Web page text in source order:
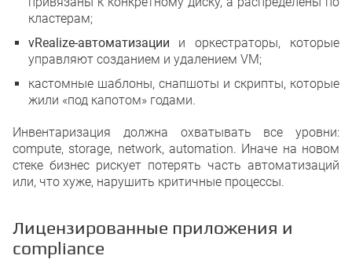
кластерам;
vRealize-автоматизации и оркестраторы, которые
управляют созданием и удалением VM;
кастомные шаблоны, снапшоты и скрипты, которые
жили «под капотом» годами.
Инвентаризация должна охватывать все уровни:
compute, storage, network, automation. Иначе на новом
стеке бизнес рискует потерять часть автоматизаций
или, что хуже, нарушить критичные процессы.
Лицензированные приложения и
compliance